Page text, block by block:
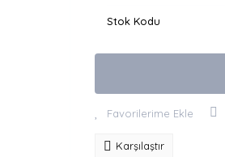
Stok Kodu
Karşılaştır